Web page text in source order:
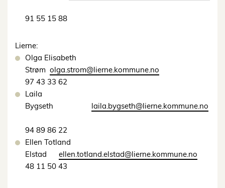
91 55 15 88
Lierne:
Olga Elisabeth
Strøm olga.strom@lierne.kommune.no
97 43 33 62
Laila
Bygseth laila.bygseth@lierne.kommune.no
94 89 86 22
Ellen Totland
Elstad ellen.totland.elstad@lierne.kommune.no
48 11 50 43